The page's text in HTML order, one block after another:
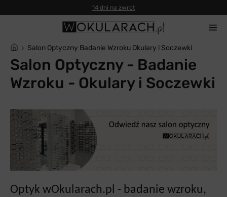
14 dni na zwrot
Salon Optyczny Badanie Wzroku Okulary i Soczewki
Salon Optyczny - Badanie
Wzroku - Okulary i Soczewki
Optyk wOkularach.pl - badanie wzroku,